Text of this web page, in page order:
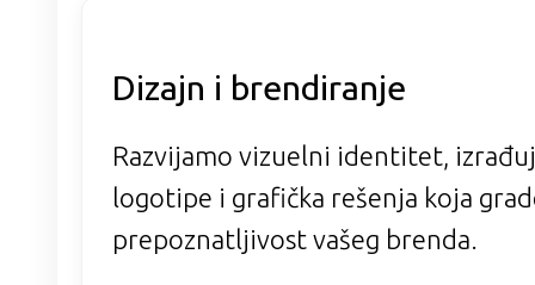
Dizajn i brendiranje
Razvijamo vizuelni identitet,
logotipe i grafička rešenja koja
prepoznatljivost vašeg brenda.